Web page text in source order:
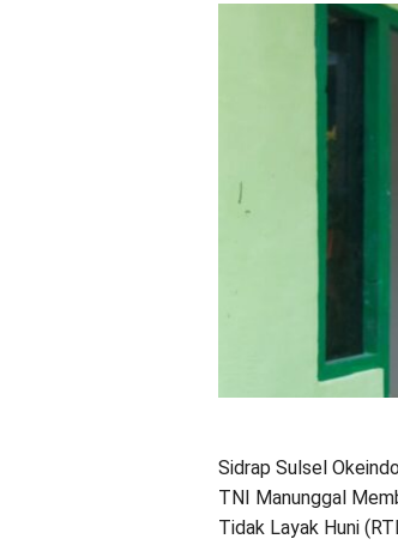
Sidrap Sulsel
TNI Manunggal
Tidak Layak Huni